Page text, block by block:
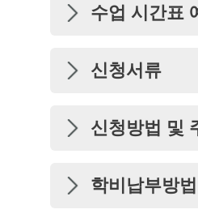
수업 시간표
신청서류
신청방법 및
학비납부방법